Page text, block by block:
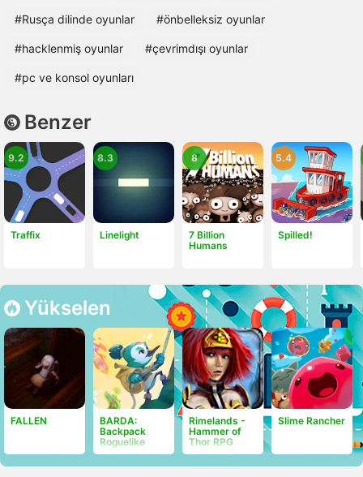
#Rusça dilinde oyunlar #önbelleksiz oyunlar
#hacklenmiş oyunlar #çevrimdışı oyunlar
#pc ve konsol oyunları
Benzer
Traffix
9.2
Linelight
8.3
7 Billion
Humans
8
Spilled!
5.4
Yükselen
FALLEN
BARDA:
Backpack
Roguelike
Rimelands -
Hammer of
Thor RPG
Slime Rancher